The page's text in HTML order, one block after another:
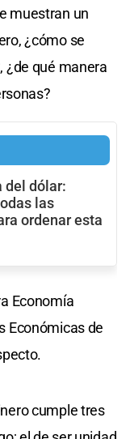
muestran un
¿cómo se
¿de qué manera
del dólar:
las
ordenar esta
Economía
Económicas de
cumple tres